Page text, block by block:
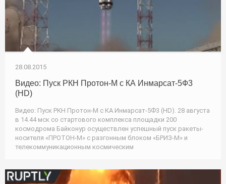
28.08.2015
Видео: Пуск РКН Протон-М с КА Инмарсат-5Ф3
(HD)
Видео: Пуск РКН Протон-М с КА Инмарсат-5Ф3 (HD). 28 августа
в 14.44 мск со стартового комплекса площадки 200
космодрома Байконур осуществлен успешный пуск ракеты-
носителя «ПРОТОН-М» с разгонным блоком «БРИЗ-М» и
телекоммуникационным космическим